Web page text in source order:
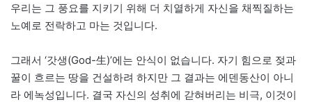
우리는 그 풍요를 지키기 위해 더 치열하게 자신을 채찍질하는
노예로 전락하고 마는 것입니다.
그래서 ‘갓생(God-生)’에는 안식이 없습니다. 자기 힘으로 젖과
꿀이 흐르는 땅을 건설하려 하지만 그 결과는 에덴동산이 아니
라 에녹성입니다. 결국 자신의 성취에 갇혀버리는 비극, 이것이